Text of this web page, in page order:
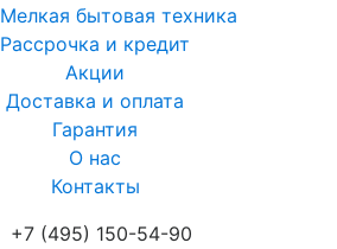
Мелкая бытовая техника
Рассрочка и кредит
Акции
Доставка и оплата
Гарантия
О нас
Контакты
+7 (495) 150-54-90